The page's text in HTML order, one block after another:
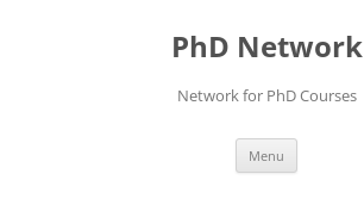
PhD Network
Network for PhD Courses
Menu